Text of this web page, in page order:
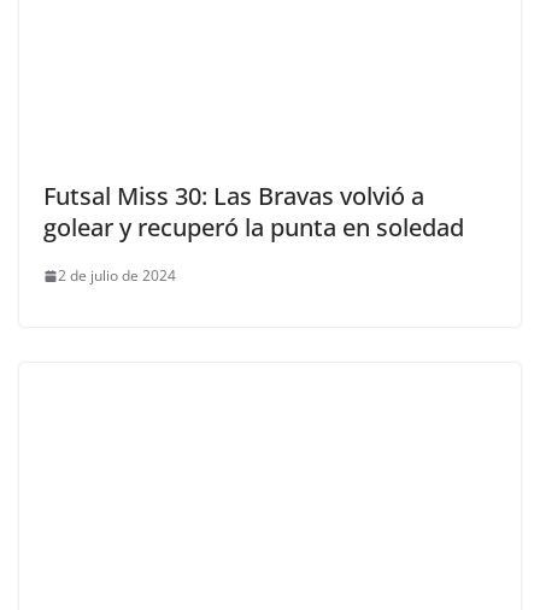
Futsal Miss 30: Las Bravas volvió a
golear y recuperó la punta en soledad
2 de julio de 2024